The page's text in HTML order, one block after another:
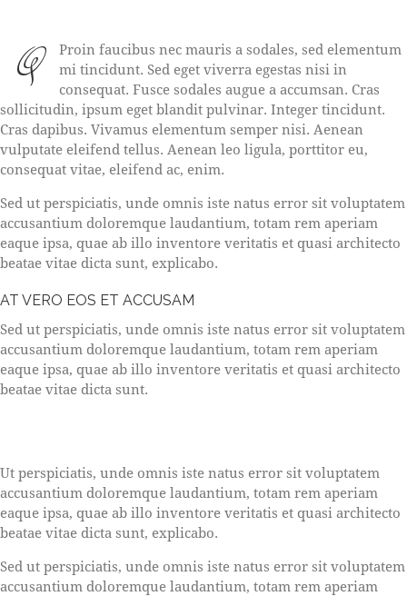
Q
Proin faucibus nec mauris a sodales, sed elementum
mi tincidunt. Sed eget viverra egestas nisi in
consequat. Fusce sodales augue a accumsan. Cras
sollicitudin, ipsum eget blandit pulvinar. Integer tincidunt.
Cras dapibus. Vivamus elementum semper nisi. Aenean
vulputate eleifend tellus. Aenean leo ligula, porttitor eu,
consequat vitae, eleifend ac, enim.
Sed ut perspiciatis, unde omnis iste natus error sit voluptatem
accusantium doloremque laudantium, totam rem aperiam
eaque ipsa, quae ab illo inventore veritatis et quasi architecto
beatae vitae dicta sunt, explicabo.
AT VERO EOS ET ACCUSAM
Sed ut perspiciatis, unde omnis iste natus error sit voluptatem
accusantium doloremque laudantium, totam rem aperiam
eaque ipsa, quae ab illo inventore veritatis et quasi architecto
beatae vitae dicta sunt.
Ut perspiciatis, unde omnis iste natus error sit voluptatem
accusantium doloremque laudantium, totam rem aperiam
eaque ipsa, quae ab illo inventore veritatis et quasi architecto
beatae vitae dicta sunt, explicabo.
Sed ut perspiciatis, unde omnis iste natus error sit voluptatem
accusantium doloremque laudantium, totam rem aperiam